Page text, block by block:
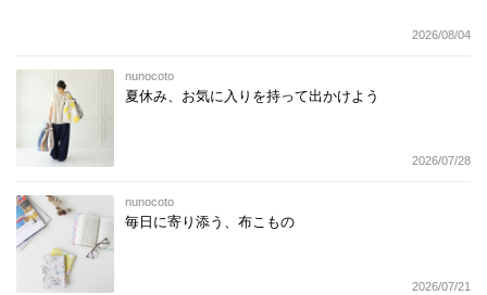
2026/08/04
nunocoto
夏休み、お気に入りを持って出かけよう
2026/07/28
nunocoto
毎日に寄り添う、布こもの
2026/07/21